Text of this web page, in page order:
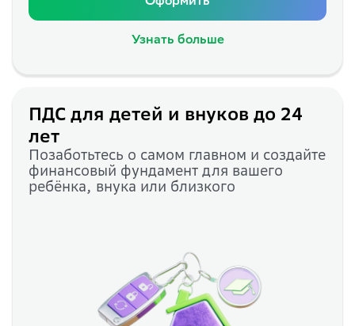
Узнать больше
ПДС для детей и внуков до 24
лет
Позаботьтесь о самом главном и создайте
финансовый фундамент для вашего
ребёнка, внука или близкого